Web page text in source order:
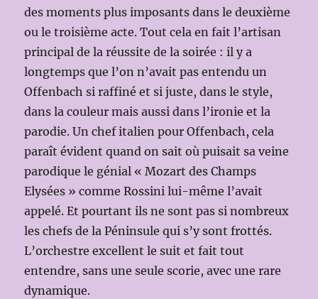
des moments plus imposants dans le deuxième
ou le troisième acte. Tout cela en fait l’artisan
principal de la réussite de la soirée : il y a
longtemps que l’on n’avait pas entendu un
Offenbach si raffiné et si juste, dans le style,
dans la couleur mais aussi dans l’ironie et la
parodie. Un chef italien pour Offenbach, cela
paraît évident quand on sait où puisait sa veine
parodique le génial « Mozart des Champs
Elysées » comme Rossini lui-même l’avait
appelé. Et pourtant ils ne sont pas si nombreux
les chefs de la Péninsule qui s’y sont frottés.
L’orchestre excellent le suit et fait tout
entendre, sans une seule scorie, avec une rare
dynamique.